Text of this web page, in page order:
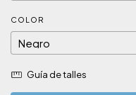
COLOR
Guía de talles